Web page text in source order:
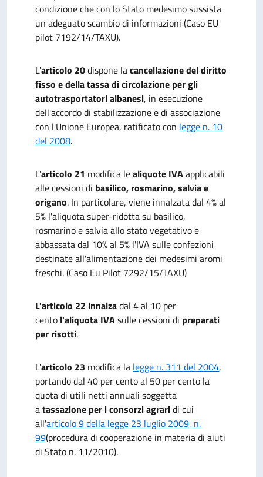
condizione che con lo Stato medesimo sussista
un adeguato scambio di informazioni (Caso EU
pilot 7192/14/TAXU).
L'articolo 20dispone lacancellazione del diritto
fisso e della tassa di circolazione per gli
autotrasportatori albanesi, in esecuzione
dell'accordo di stabilizzazione e di associazione
con l'Unione Europea, ratificato con legge n. 10
del 2008.
L'articolo 21 modifica lealiquote IVAapplicabili
alle cessioni di basilico, rosmarino, salvia e
origano. In particolare, viene innalzata dal 4% al
5% l'aliquota super-ridotta su basilico,
rosmarino e salvia allo stato vegetativo e
abbassata dal 10% al 5% l'IVA sulle confezioni
destinate all'alimentazione dei medesimi aromi
freschi. (Caso Eu Pilot 7292/15/TAXU)
L'articolo 22 innalzadal 4 al 10 per
cento l'aliquota IVAsulle cessioni di preparati
per risotti.
L'articolo 23 modifica la legge n. 311 del 2004,
portando dal 40 per cento al 50 per cento la
quota di utili netti annuali soggetta
atassazione per i consorzi agraridi cui
all'articolo 9 della legge 23 luglio 2009, n.
99(procedura di cooperazione in materia di aiuti
di Stato n. 11/2010).